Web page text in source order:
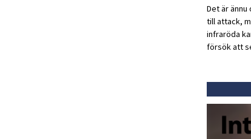
Det är
till attack,
infraröda
försök att